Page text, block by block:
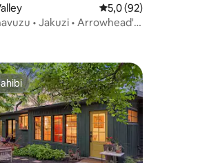
puan, 13 değerlendirme
5 üzerinden
5,0 (92)
• Jakuzi • Arrowhead'e